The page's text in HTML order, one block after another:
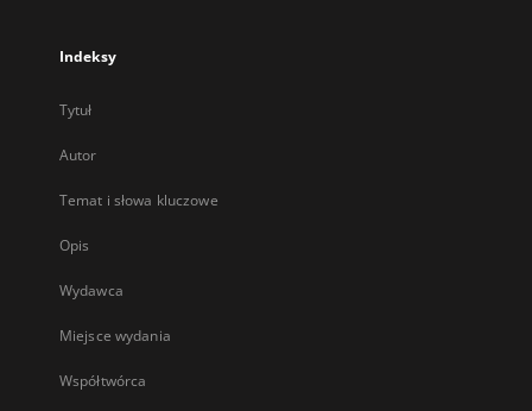
Indeksy
Tytuł
Autor
Temat i słowa kluczowe
Opis
Wydawca
Miejsce wydania
Współtwórca